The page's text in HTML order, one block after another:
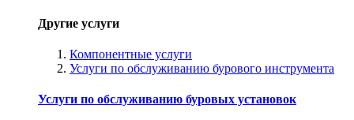
Другие услуги
Компонентные услуги
Услуги по обслуживанию бурового инструмента
Услуги по обслуживанию буровых установок